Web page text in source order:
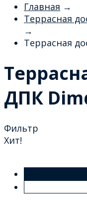
Главная →
Террасная
→
Террасная
ДПК
Фильтр
Хит!